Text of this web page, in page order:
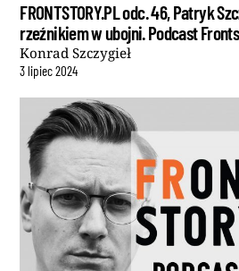
FRONTSTORY.PL odc. 46, Patryk
rzeźnikiem w ubojni. Podcast
Konrad Szczygieł
3lipiec2024